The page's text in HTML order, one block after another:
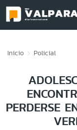
Inicio Policial
PERDERSE